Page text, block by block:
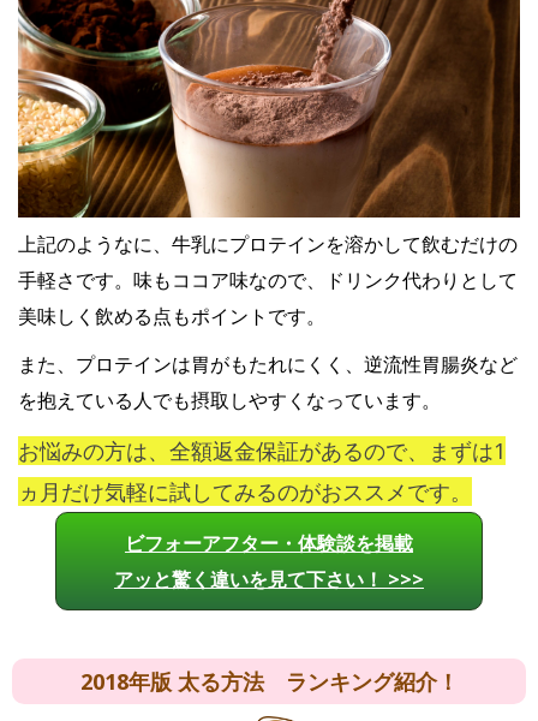
上記のようなに、牛乳にプロテインを溶かして飲むだけの
手軽さです。味もココア味なので、ドリンク代わりとして
美味しく飲める点もポイントです。
また、プロテインは胃がもたれにくく、逆流性胃腸炎など
を抱えている人でも摂取しやすくなっています。
お悩みの方は、全額返金保証があるので、まずは1
ヵ月だけ気軽に試してみるのがおススメです。
ビフォーアフター・体験談を掲載
アッと驚く違いを見て下さい！ >>>
2018年版 太る方法 ランキング紹介！